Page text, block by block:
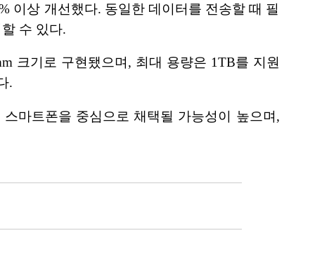
이상 개선했다. 동일한 데이터를 전송할 때 필
수 있다.
크기로 구현됐으며, 최대 용량은 1TB를 지원
.
마트폰을 중심으로 채택될 가능성이 높으며,